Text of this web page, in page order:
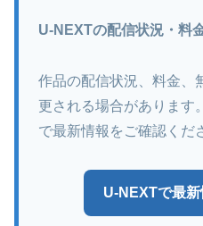
U-NEXTの配信状況・料
作品の配信状況、料金、
更される場合があります
で最新情報をご確認くだ
U-NEXTで最